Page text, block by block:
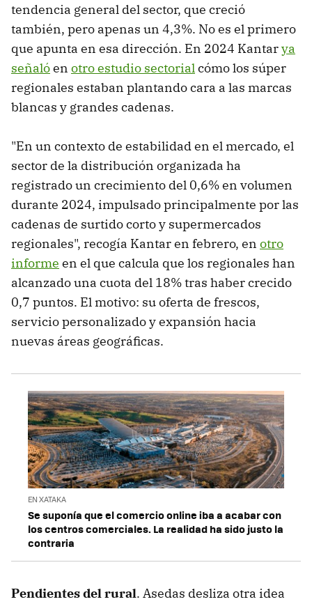
tendencia general del sector, que creció
también, pero apenas un 4,3%. No es el primero
que apunta en esa dirección. En 2024 Kantarya
señalóen otro estudio sectorialcómo los súper
regionales estaban plantando cara a las marcas
blancas y grandes cadenas.
"En un contexto de estabilidad en el mercado, el
sector de la distribución organizada ha
registrado un crecimiento del 0,6% en volumen
durante 2024, impulsado principalmente por las
cadenas de surtido corto y supermercados
regionales", recogía Kantar en febrero, en otro
informe en el que calcula que los regionales han
alcanzado una cuota del 18% tras haber crecido
0,7 puntos. El motivo: su oferta de frescos,
servicio personalizado y expansión hacia
nuevas áreas geográficas.
EN XATAKA
Se suponía que el comercio online iba a acabar con
los centros comerciales. La realidad ha sido justo la
contraria
Pendientes del rural. Asedas desliza otra idea